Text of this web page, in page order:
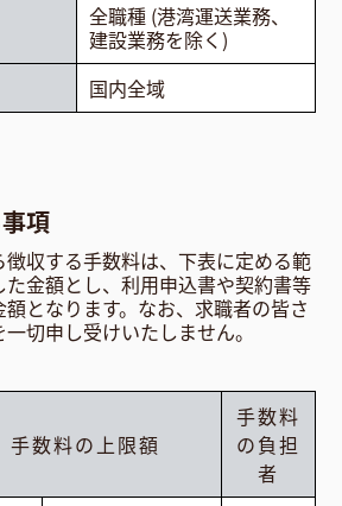
全職種 (港湾運送業務、
建設業務を除く)
国内全域
項
収する手数料は、下表に定める範
金額とし、利用申込書や契約書等
となります。なお、求職者の皆さ
切申し受けいたしません。
手数料の上限額
手数料
の負担
者